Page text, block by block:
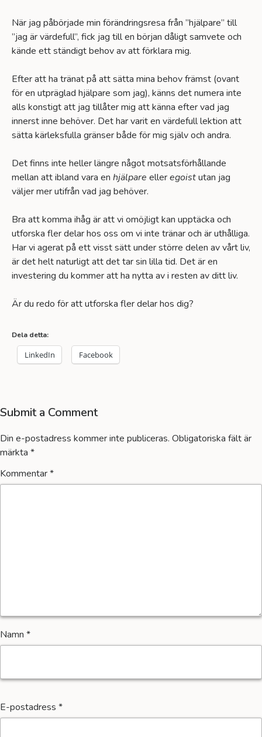
När jag påbörjade min förändringsresa från ”hjälpare” till
”jag är värdefull”, fick jag till en början dåligt samvete och
kände ett ständigt behov av att förklara mig.
Efter att ha tränat på att sätta mina behov främst (ovant
för en utpräglad hjälpare som jag), känns det numera inte
alls konstigt att jag tillåter mig att känna efter vad jag
innerst inne behöver. Det har varit en värdefull lektion att
sätta kärleksfulla gränser både för mig själv och andra.
Det finns inte heller längre något motsatsförhållande
mellan att ibland vara en hjälpare elleregoistutan jag
väljer mer utifrån vad jag behöver.
Bra att komma ihåg är att vi omöjligt kan upptäcka och
utforska fler delar hos oss om vi inte tränar och är uthålliga.
Har vi agerat på ett visst sätt under större delen av vårt liv,
är det helt naturligt att det tar sin lilla tid. Det är en
investering du kommer att ha nytta av i resten av ditt liv.
Är du redo för att utforska fler delar hos dig?
Dela detta:
LinkedIn Facebook
Submit a Comment
Din e-postadress kommer inte publiceras. Obligatoriska fält är
märkta *
Kommentar*
Namn *
E-postadress *